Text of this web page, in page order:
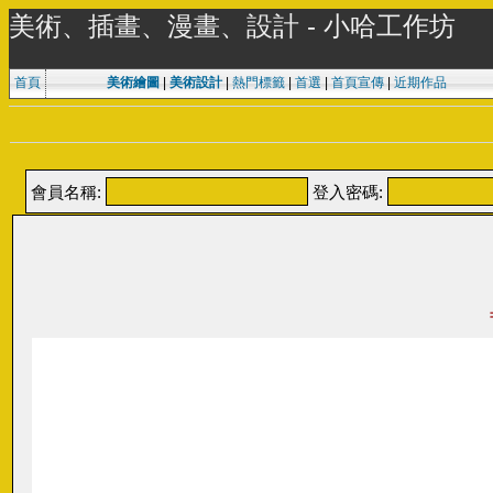
美術、插畫、漫畫、設計 - 小哈工作坊
首頁 美術繪圖 美術設計| 熱門標籤| 首選 首頁宣傳| 近期作品
會員名稱: 登入密碼: